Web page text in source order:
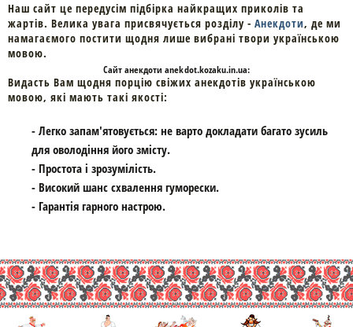
Наш сайт це передусім підбірка найкращих приколів та
жартів. Велика увага присвячується розділу - Анекдоти, де ми
намагаємого постити щодня лише вибрані твори українською
мовою.
Cайтанекдоти anekdot.kozaku.in.ua:
Видасть Вам щодня порцію свіжих анекдотів українською
мовою, які мають такі якості:
- Легко запам'ятовується: не варто докладати багато зусиль
для оволодіння його змісту.
- Простота і зрозумілість.
- Високий шанс схвалення гуморески.
- Гарантія гарного настрою.